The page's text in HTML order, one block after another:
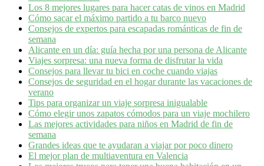
Los 8 mejores lugares para hacer catas de vinos en Madrid
Cómo sacar el máximo partido a tu barco nuevo
Consejos de expertos para escapadas románticas de fin de
semana
Alicante en un día: guía hecha por una persona de Alicante
Viajes sorpresa: una nueva forma de disfrutar la vida
Consejos para llevar tu bici en coche cuando viajas
Consejos de seguridad en el hogar durante las vacaciones de
verano
Tips para organizar un viaje sorpresa inigualable
Cómo elegir unos zapatos cómodos para un viaje mochilero
Las mejores actividades para niños en Madrid de fin de
semana
Grandes ideas que te ayudaran a viajar por poco dinero
El mejor plan de multiaventura en Valencia